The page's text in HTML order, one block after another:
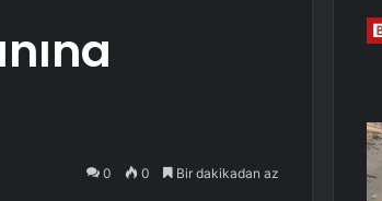
0 0 Bir dakikadan az